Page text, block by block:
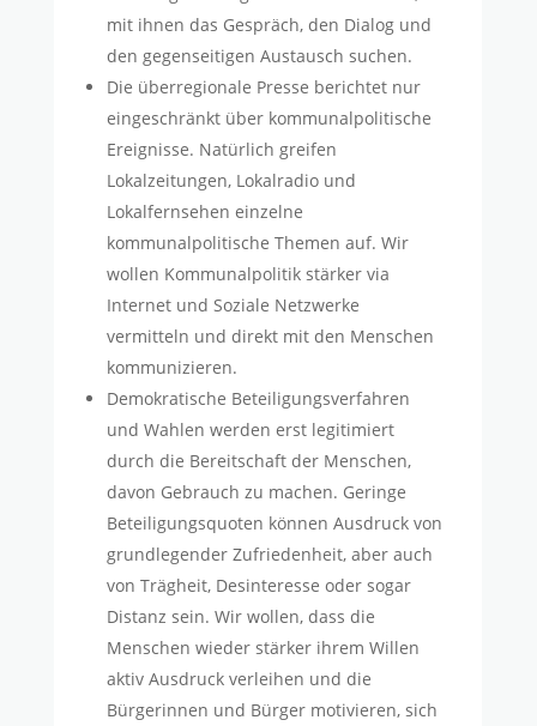
mit ihnen das Gespräch, den Dialog und
den gegenseitigen Austausch suchen.
Die überregionale Presse berichtet nur
eingeschränkt über kommunalpolitische
Ereignisse. Natürlich greifen
Lokalzeitungen, Lokalradio und
Lokalfernsehen einzelne
kommunalpolitische Themen auf. Wir
wollen Kommunalpolitik stärker via
Internet und Soziale Netzwerke
vermitteln und direkt mit den Menschen
kommunizieren.
Demokratische Beteiligungsverfahren
und Wahlen werden erst legitimiert
durch die Bereitschaft der Menschen,
davon Gebrauch zu machen. Geringe
Beteiligungsquoten können Ausdruck von
grundlegender Zufriedenheit, aber auch
von Trägheit, Desinteresse oder sogar
Distanz sein. Wir wollen, dass die
Menschen wieder stärker ihrem Willen
aktiv Ausdruck verleihen und die
Bürgerinnen und Bürger motivieren, sich